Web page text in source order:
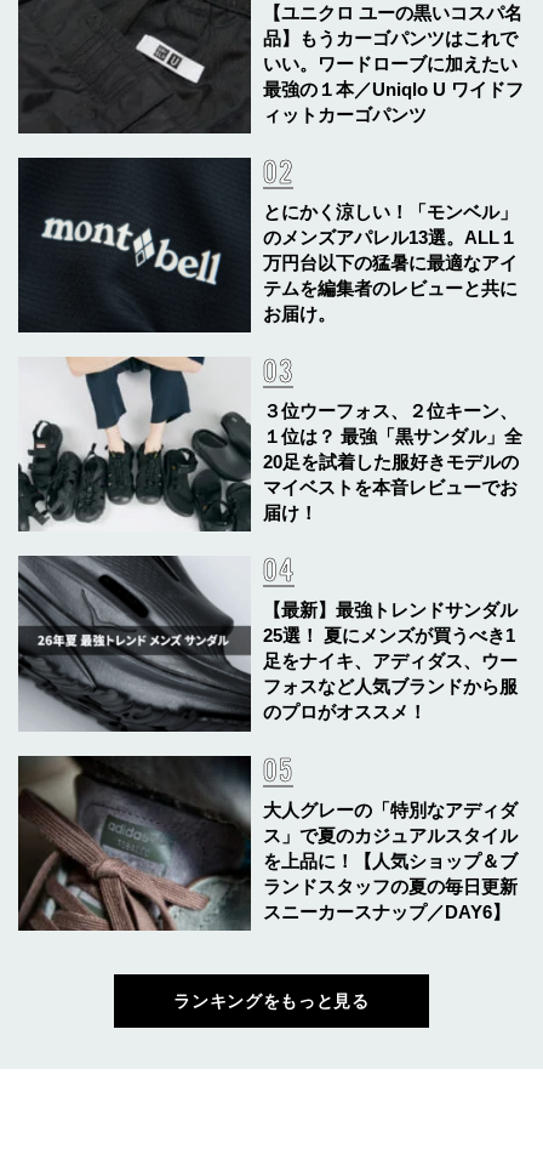
【ユニクロ ユーの黒いコスパ名
品】もうカーゴパンツはこれで
いい。ワードローブに加えたい
最強の１本／Uniqlo U ワイドフ
ィットカーゴパンツ
とにかく涼しい！「モンベル」
のメンズアパレル13選。ALL１
万円台以下の猛暑に最適なアイ
テムを編集者のレビューと共に
お届け。
３位ウーフォス、２位キーン、
１位は？ 最強「黒サンダル」全
20足を試着した服好きモデルの
マイベストを本音レビューでお
届け！
【最新】最強トレンドサンダル
25選！ 夏にメンズが買うべき1
足をナイキ、アディダス、ウー
フォスなど人気ブランドから服
のプロがオススメ！
大人グレーの「特別なアディダ
ス」で夏のカジュアルスタイル
を上品に！【人気ショップ＆ブ
ランドスタッフの夏の毎日更新
スニーカースナップ／DAY6】
ランキングをもっと見る